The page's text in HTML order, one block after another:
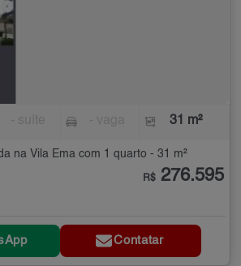
31 m²
na Vila Ema com 1 quarto - 31 m²
R$ 276.595
Contatar